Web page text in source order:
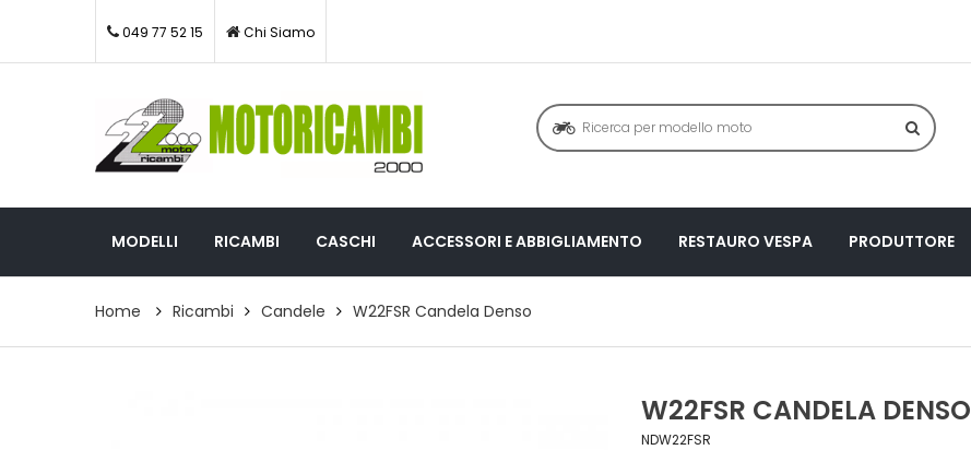
049 77 52 15 Chi Siamo
MODELLI RICAMBI CASCHI ACCESSORI E ABBIGLIAMENTO RESTAURO VESPA PRODUTTORE
Home Ricambi Candele W22FSR Candela Denso
W22FSR CANDELA DENSO
NDW22FSR